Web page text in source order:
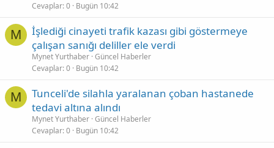
Cevaplar 0 Bugün 10:42
M
İşlediği cinayeti trafik kazası gibi göstermeye
çalışan sanığı deliller ele verdi
Mynet Yurthaber Güncel Haberler
Cevaplar 0 Bugün 10:42
M
Tunceli'de silahla yaralanan çoban hastanede
tedavi altına alındı
Mynet Yurthaber Güncel Haberler
Cevaplar 0 Bugün 10:42